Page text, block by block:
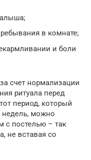
в комнате;
и боли
счет нормализации
ритуала перед
период, который
недель, можно
с постелью – так
не вставая со